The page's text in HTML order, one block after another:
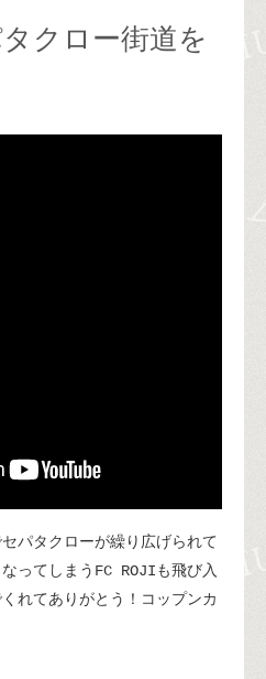
クロー街道を
パタクローが繰り広げられて
ってしまうFC ROJIも飛び入
れてありがとう！コップンカ